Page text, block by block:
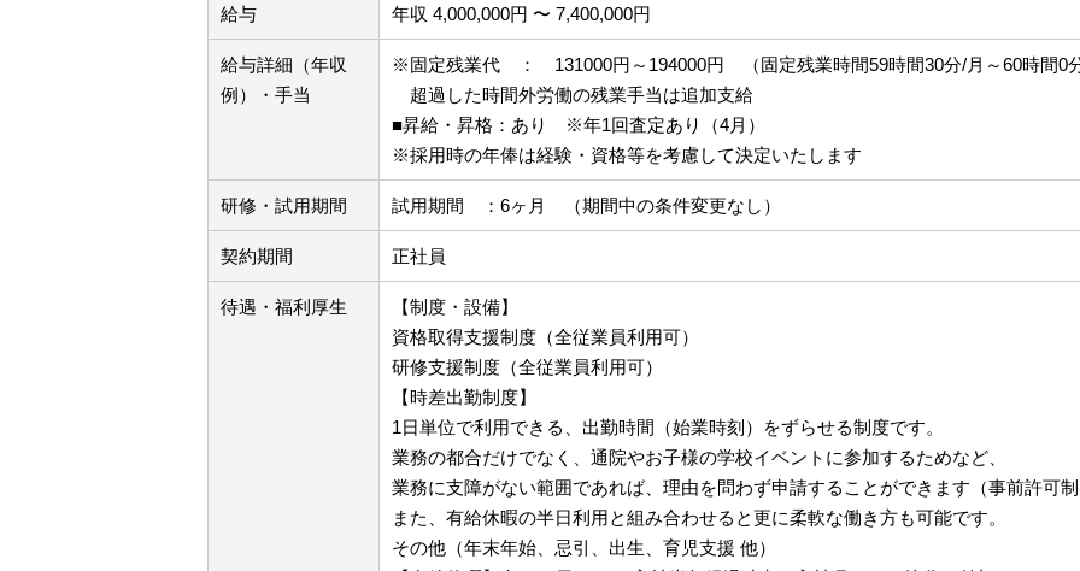
給与 年収 4,000,000円 〜 7,400,000円
給与詳細（年収
例）・手当
※固定残業代 ： 131000円～194000円 （固定残業時間59時間30分/月～60時間0
超過した時間外労働の残業手当は追加支給
■昇給・昇格：あり ※年1回査定あり（4月）
※採用時の年俸は経験・資格等を考慮して決定いたします
研修・試用期間 試用期間 ：6ヶ月 （期間中の条件変更なし）
契約期間 正社員
待遇・福利厚生
【制度・設備】
資格取得支援制度（全従業員利用可）
研修支援制度（全従業員利用可）
【時差出勤制度】
1日単位で利用できる、出勤時間（始業時刻）をずらせる制度です。
業務の都合だけでなく、通院やお子様の学校イベントに参加するためなど、
業務に支障がない範囲であれば、理由を問わず申請することができます（事前許可
また、有給休暇の半日利用と組み合わせると更に柔軟な働き方も可能です。
その他（年末年始、忌引、出生、育児支援 他）